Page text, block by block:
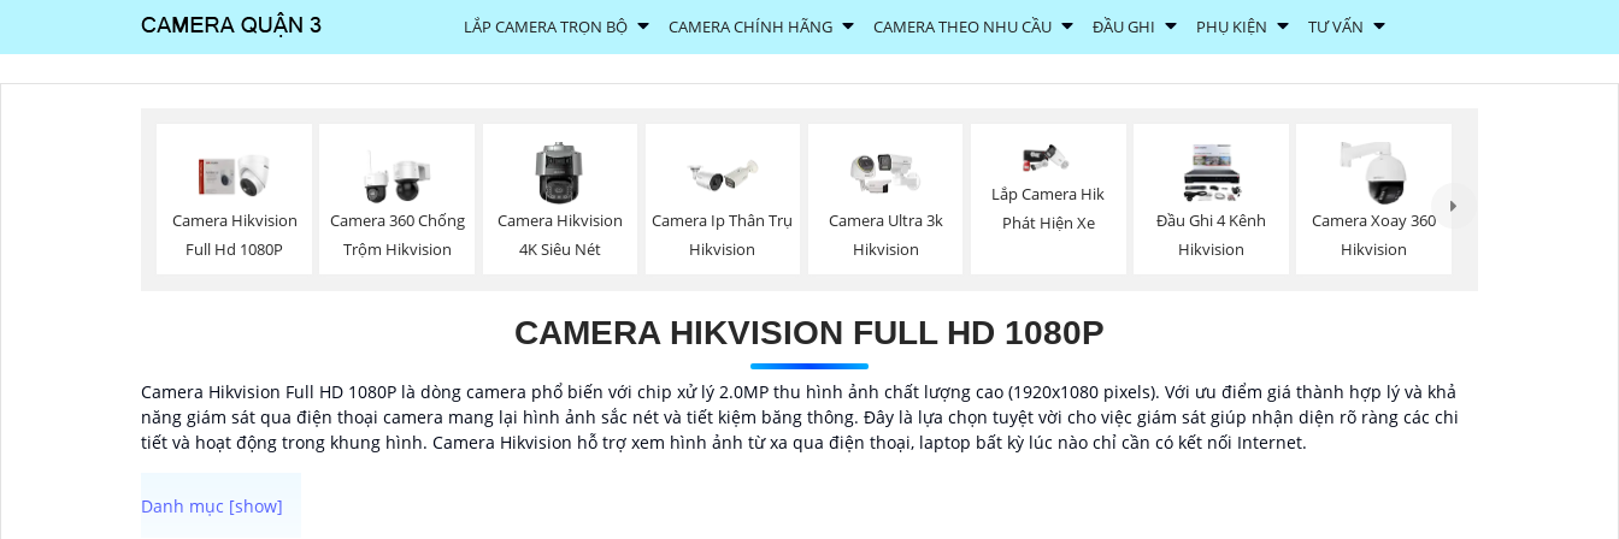
LẮP CAMERA TRỌN BỘ CAMERA CHÍNH HÃNG CAMERA THEO NHU CẦU ĐẦU GHI PHỤ KIỆN TƯ VẤN
Camera Hikvision
Full Hd 1080P
Camera 360 Chống
Trộm Hikvision
Camera Hikvision
4K Siêu Nét
Camera Ip Thân Trụ
Hikvision
Camera Ultra 3k
Hikvision
Lắp Camera Hik
Phát Hiện Xe
Đầu Ghi 4 Kênh
Hikvision
Camera Xoay 360
Hikvision
CAMERA HIKVISION FULL HD 1080P
Camera Hikvision Full HD 1080P là dòng camera phổ biến với chip xử lý 2.0MP thu hình ảnh chất lượng cao (1920x1080 pixels). Với ưu điểm giá thành hợp lý và khả
năng giám sát qua điện thoại camera mang lại hình ảnh sắc nét và tiết kiệm băng thông. Đây là lựa chọn tuyệt vời cho việc giám sát giúp nhận diện rõ ràng các chi
tiết và hoạt động trong khung hình. Camera Hikvision hỗ trợ xem hình ảnh từ xa qua điện thoại, laptop bất kỳ lúc nào chỉ cần có kết nối Internet.